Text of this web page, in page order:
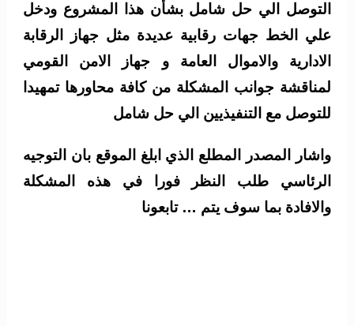
التوصل الي حل شامل بشأن هذا المشروع ودخل
علي الخط جهات رقابية عديدة مثل جهاز الرقابة
الادارية والاموال العامة و جهاز الامن القومي
لمناقشة جوانب المشكلة من كافة محاورها تمهيدا
للتوصل مع التنفيذيين الي حل شامل
واشار المصدر المطلع الذي ابلغ الموقع بان التوجيه
الرئاسي طلب النظر فورا في هذه المشكلة
والافادة بما سوف يتم … تابعونا